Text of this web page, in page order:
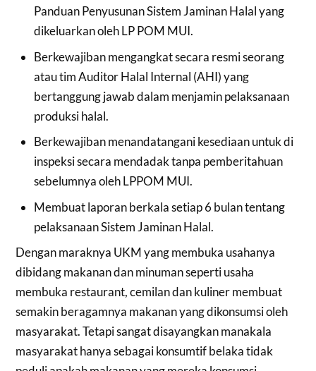
Panduan Penyusunan Sistem Jaminan Halal yang
dikeluarkan oleh LP POM MUI.
Berkewajiban mengangkat secara resmi seorang
atau tim Auditor Halal Internal (AHI) yang
bertanggung jawab dalam menjamin pelaksanaan
produksi halal.
Berkewajiban menandatangani kesediaan untuk di
inspeksi secara mendadak tanpa pemberitahuan
sebelumnya oleh LPPOM MUI.
Membuat laporan berkala setiap 6 bulan tentang
pelaksanaan Sistem Jaminan Halal.
Dengan maraknya UKM yang membuka usahanya
dibidang makanan dan minuman seperti usaha
membuka restaurant, cemilan dan kuliner membuat
semakin beragamnya makanan yang dikonsumsi oleh
masyarakat. Tetapi sangat disayangkan manakala
masyarakat hanya sebagai konsumtif belaka tidak